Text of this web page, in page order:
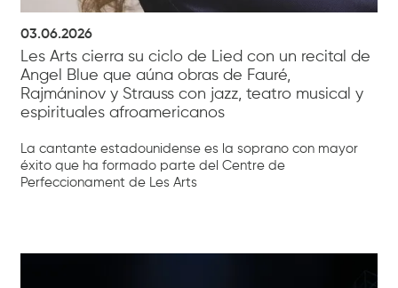
03.06.2026
Les Arts cierra su ciclo de Lied con un recital de
Angel Blue que aúna obras de Fauré,
Rajmáninov y Strauss con jazz, teatro musical y
espirituales afroamericanos
La cantante estadounidense es la soprano con mayor
éxito que ha formado parte del Centre de
Perfeccionament de Les Arts